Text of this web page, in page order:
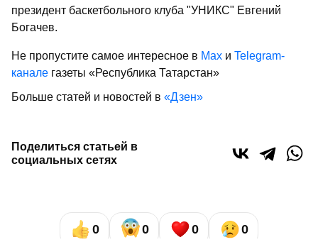
президент баскетбольного клуба "УНИКС" Евгений
Богачев.
Не пропустите самое интересное в Max и Telegram-
канале газеты «Республика Татарстан»
Больше статей и новостей в «Дзен»
Поделиться статьей в
социальных сетях
0 0 0 0